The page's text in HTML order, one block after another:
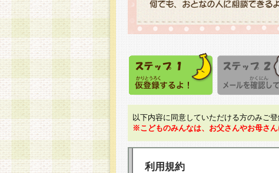
以下内容に同意していただける方のみご登
※こどものみんなは、お父さんやお母さん
利用規約